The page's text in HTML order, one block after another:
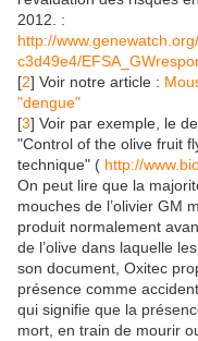
2012. :
http://
c3d49e4/
[2] Voir notre article :
"dengue"
[3] Voir par exemple, le
"Control of the olive fruit
technique" ( http://
On peut lire que la
mouches de l’olivier GM
produit normalement
de l’olive dans laquelle
son document, Oxitec
présence comme
qui signifie que la
mort, en train de mourir